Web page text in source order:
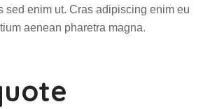
sed enim ut. Cras adipiscing enim eu
aenean pharetra magna.